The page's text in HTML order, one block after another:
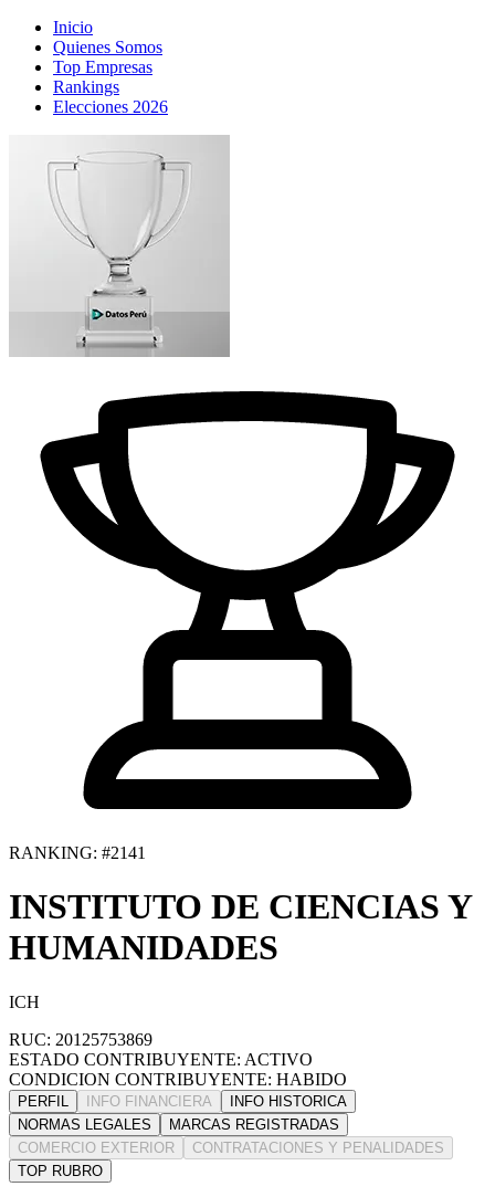
Inicio
Quienes Somos
Top Empresas
Rankings
Elecciones 2026
RANKING: #2141
INSTITUTO DE CIENCIAS Y
HUMANIDADES
ICH
RUC: 20125753869
ESTADO CONTRIBUYENTE: ACTIVO
CONDICION CONTRIBUYENTE: HABIDO
PERFIL INFO FINANCIERA
INFO HISTORICA
NORMAS LEGALES
MARCAS REGISTRADAS
COMERCIO EXTERIOR
CONTRATACIONES Y PENALIDADES
TOP RUBRO